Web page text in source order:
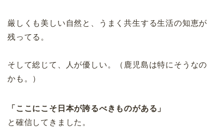
厳しくも美しい自然と、うまく共生する生活の知恵が
残ってる。
そして総じて、人が優しい。（鹿児島は特にそうなの
かも。）
「ここにこそ日本が誇るべきものがある」
と確信してきました。